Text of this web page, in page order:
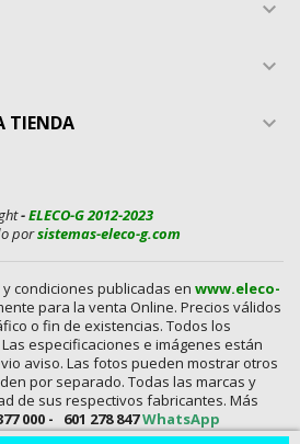


TIENDA 
-ELECO-G 2012-2023
porsistemas-eleco-g.com
condiciones publicadas en www.eleco-
para la venta Online. Precios válidos
o fin de existencias. Todos los
Las especificaciones e imágenes están
aviso. Las fotos pueden mostrar otros
por separado. Todas las marcas y
de sus respectivos fabricantes. Más
000 - 601 278 847WhatsApp